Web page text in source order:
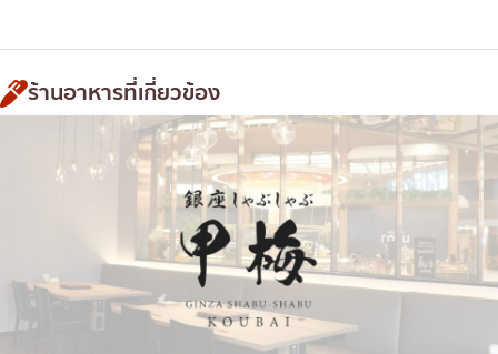
ร้านอาหารที่เกี่ยวข้อง